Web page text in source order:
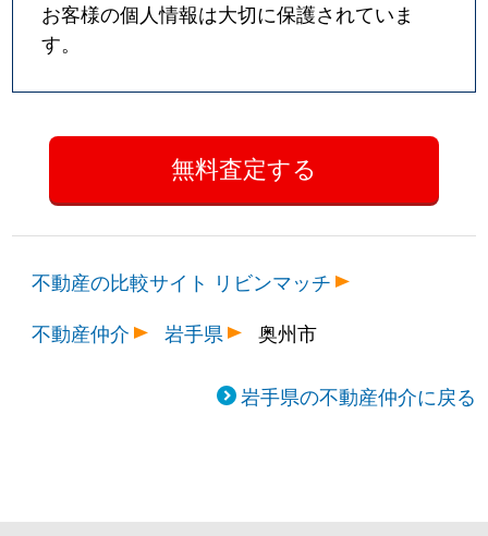
お客様の個人情報は大切に保護されていま
す。
不動産の比較サイト リビンマッチ
不動産仲介
岩手県 奥州市
岩手県の不動産仲介に戻る